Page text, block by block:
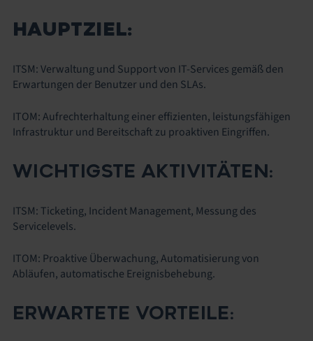
HAUPTZIEL:
ITSM: Verwaltung und Support von IT-Services gemäß den
Erwartungen der Benutzer und den SLAs.
ITOM: Aufrechterhaltung einer effizienten, leistungsfähigen
Infrastruktur und Bereitschaft zu proaktiven Eingriffen.
WICHTIGSTE AKTIVITÄTEN:
ITSM: Ticketing, Incident Management, Messung des
Servicelevels.
ITOM: Proaktive Überwachung, Automatisierung von
Abläufen, automatische Ereignisbehebung.
ERWARTETE VORTEILE: